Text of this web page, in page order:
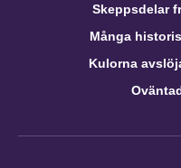
Skeppsdelar
Många
Kulorna